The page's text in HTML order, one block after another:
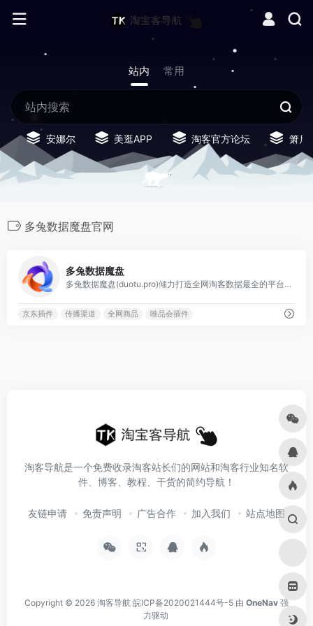
站内 常用
安娜尔 美逛APP 淘客官方论坛 箫启
多兔数据魔盘官网
多兔数据魔盘
多兔数据魔盘(duotu.pro)倾力打造全网淘客数据最全的平台。多维度分析商品的历史数据，助力企业实现高转化率；实时销量榜单，洞察全网热销商品，赢取市场先机。
京东插件 传播渠道 全网商品 唯品会插件
淘客导航是一个免费收录淘客站长们的网站和淘客行业知名软
件、博客、教程、干货的简约导航！
友链申请 免责声明 广告合作 加入我们 站点地图
Copyright © 2026 淘客导航 皖ICP备2020021444号-5 由 OneNav 强
力驱动